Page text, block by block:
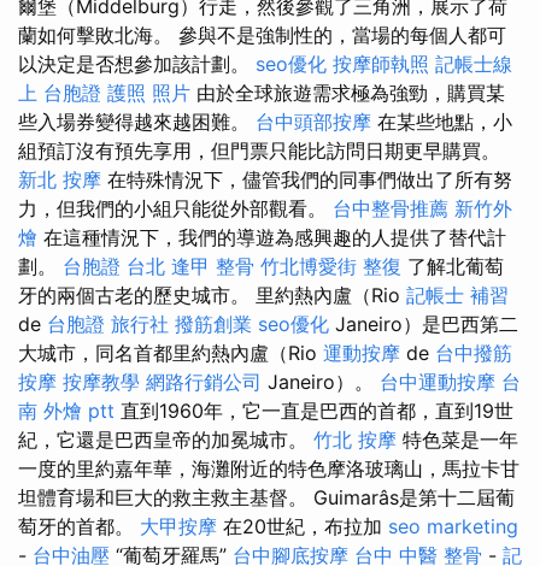
爾堡（Middelburg）行走，然後參觀了三角洲，展示了荷
蘭如何擊敗北海。 參與不是強制性的，當場的每個人都可
以決定是否想參加該計劃。 seo優化 按摩師執照 記帳士線
上 台胞證 護照 照片 由於全球旅遊需求極為強勁，購買某
些入場券變得越來越困難。 台中頭部按摩 在某些地點，小
組預訂沒有預先享用，但門票只能比訪問日期更早購買。
新北 按摩 在特殊情況下，儘管我們的同事們做出了所有努
力，但我們的小組只能從外部觀看。 台中整骨推薦 新竹外
燴 在這種情況下，我們的導遊為感興趣的人提供了替代計
劃。 台胞證 台北 逢甲 整骨 竹北博愛街 整復 了解北葡萄
牙的兩個古老的歷史城市。 里約熱內盧（Rio 記帳士 補習
de 台胞證 旅行社 撥筋創業 seo優化 Janeiro）是巴西第二
大城市，同名首都里約熱內盧（Rio 運動按摩 de 台中撥筋
按摩 按摩教學 網路行銷公司 Janeiro）。 台中運動按摩 台
南 外燴 ptt 直到1960年，它一直是巴西的首都，直到19世
紀，它還是巴西皇帝的加冕城市。 竹北 按摩 特色菜是一年
一度的里約嘉年華，海灘附近的特色摩洛玻璃山，馬拉卡甘
坦體育場和巨大的救主救主基督。 Guimarâs是第十二屆葡
萄牙的首都。 大甲按摩 在20世紀，布拉加 seo marketing
- 台中油壓 “葡萄牙羅馬” 台中腳底按摩 台中 中醫 整骨 - 記